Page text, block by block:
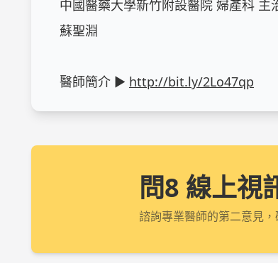
中國醫藥大學新竹附設醫院 婦產科 主
蘇聖淵
醫師簡介 ► http://bit.ly/2Lo47qp
問8 線上視
諮詢專業醫師的第二意見